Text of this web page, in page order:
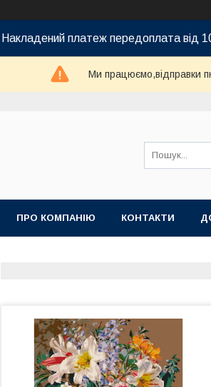
Накладений платеж передоплата від
Ми працюємо,відправки
ПРО КОМПАНІЮ КОНТАКТИ